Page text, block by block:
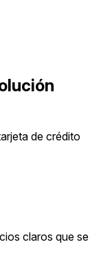
de crédito
claros que se